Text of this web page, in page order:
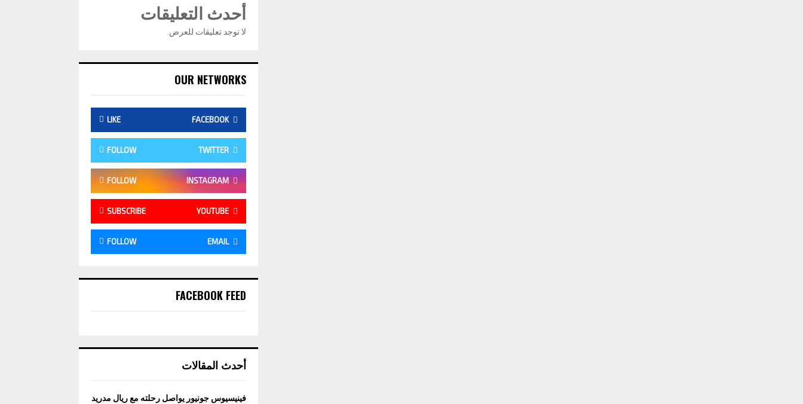
أحدث التعليقات
لا توجد تعليقات للعرض.
OUR NETWORKS
FACEBOOK
LIKE
TWITTER
FOLLOW
INSTAGRAM
FOLLOW
YOUTUBE
SUBSCRIBE
EMAIL
FOLLOW
FACEBOOK FEED
أحدث المقالات
فينيسيوس جونيور يواصل رحلته مع ريال مدريد